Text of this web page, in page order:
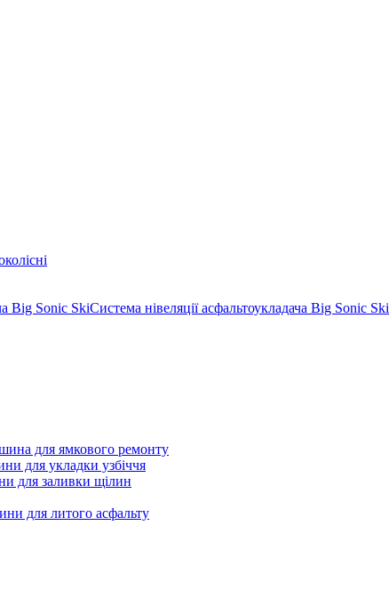
Система нівеляції асфальтоукладача Big Sonic Ski
для ямкового ремонту
для укладки узбіччя
для заливки щілин
для литого асфальту